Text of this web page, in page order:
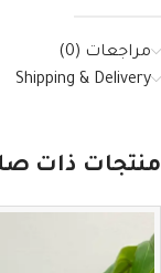
مراجعات (0)
Shipping & Delivery
منتجات ذات